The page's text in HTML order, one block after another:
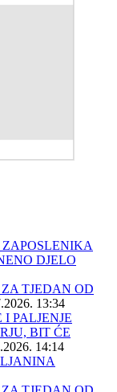
DJELO
TJEDAN OD
13:34
PALJENJE
BIT ĆE
14:14